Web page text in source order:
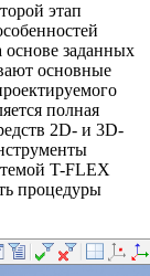
этап
заданных
основные
полная
2D- и 3D-
T-FLEX
процедуры